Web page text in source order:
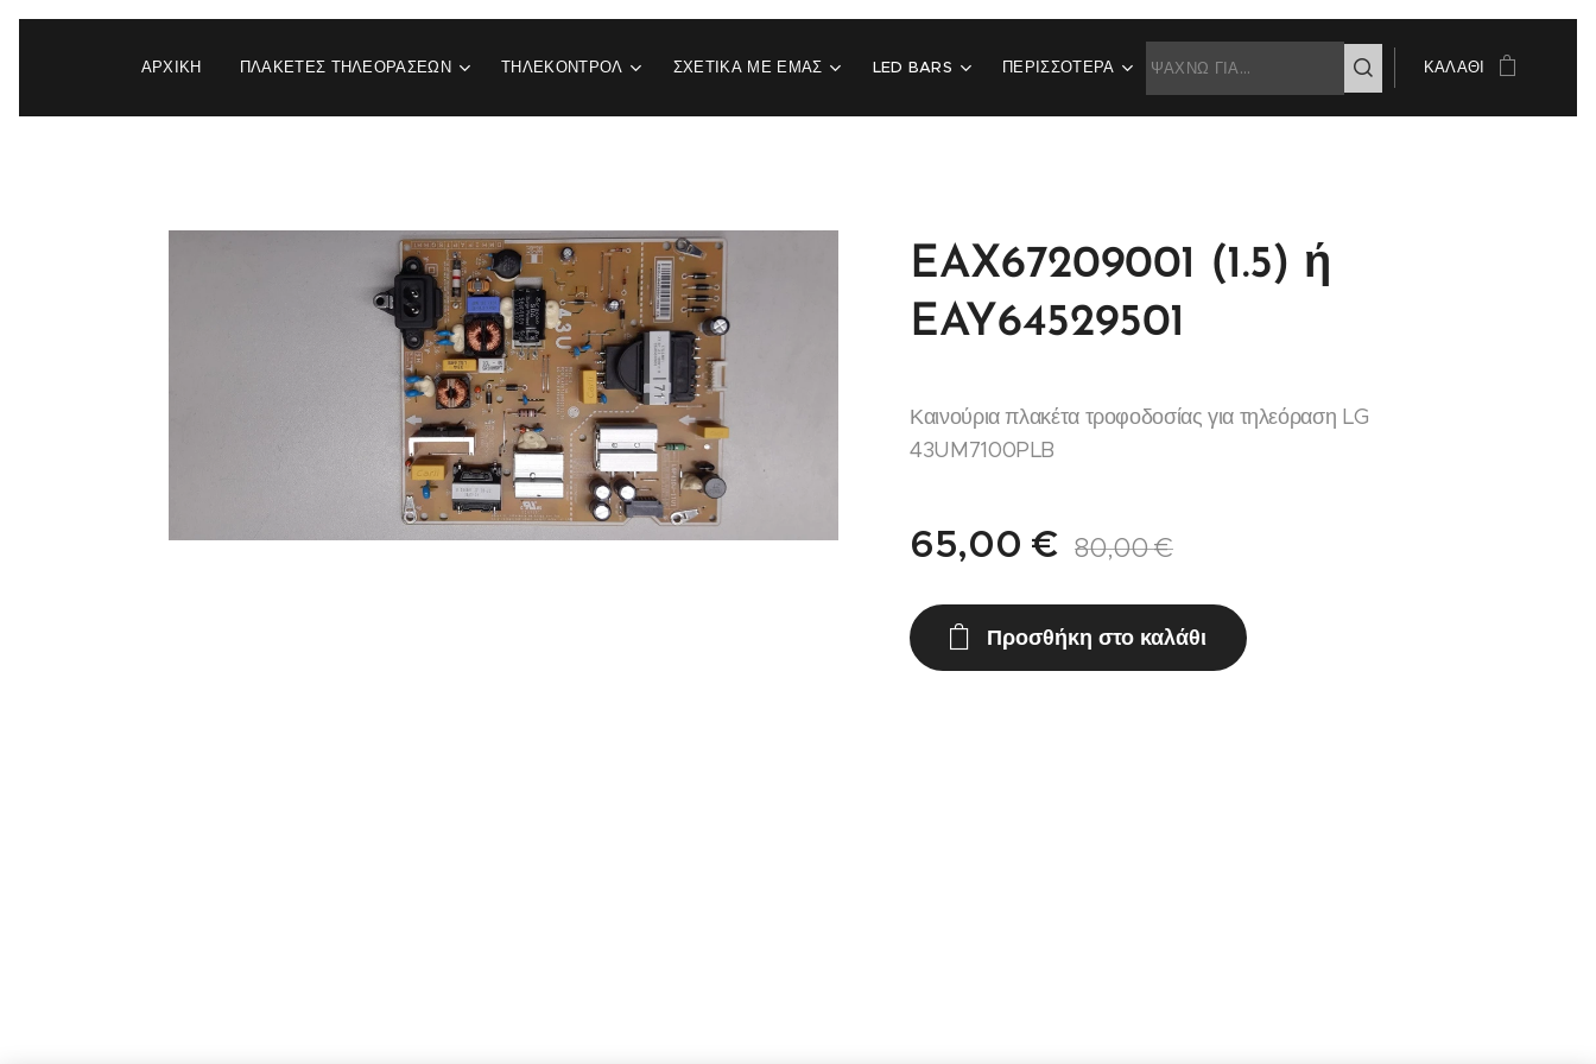
ΑΡΧΙΚΉ ΠΛΑΚΕΤΕΣ ΤΗΛΕΟΡΑΣΕΩΝ ΤΗΛΕΚΟΝΤΡΟΛ ΣΧΕΤΙΚΆ ΜΕ ΕΜΆΣ LED BARS ΠΕΡΙΣΣΌΤΕΡΑ ΚΑΛΆΘΙ
EAX67209001 (1.5) ή
EAY64529501
Καινούρια πλακέτα τροφοδοσίας για τηλεόραση LG
43UM7100PLB
65,00 € 80,00€
Προσθήκη στο καλάθι